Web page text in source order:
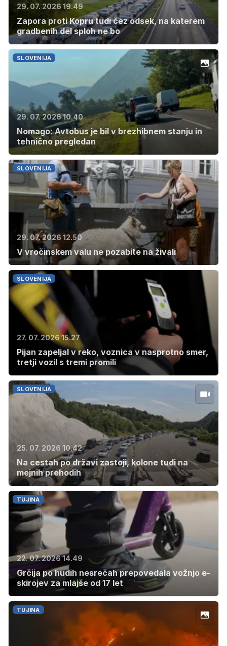
29. 07. 2026 19.49
Zapora proti Kopru tudi čez odsek, na katerem
gradbenih del sploh ne bo
SLOVENIJA
29. 07. 2026 10.40
Nomago: Avtobus je bil v brezhibnem stanju in
tehnično pregledan
SLOVENIJA
29. 07. 2026 12.50
V vročinskem valu ne pozabite na živali
SLOVENIJA
27. 07. 2026 15.27
Pijan zapeljal v reko, voznica v nasprotno smer,
tretji vozil s tremi promili
SLOVENIJA
25. 07. 2026 10.42
Na cestah po državi zastoji, kolone tudi na
mejnih prehodih
TUJINA
22. 07. 2026 14.49
Grčija po hudih nesrečah prepovedala vožnjo e-
skirojev za mlajše od 17 let
TUJINA